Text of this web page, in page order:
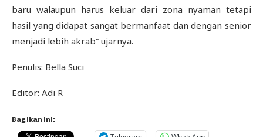
baru walaupun harus keluar dari zona nyaman tetapi
hasil yang didapat sangat bermanfaat dan dengan senior
menjadi lebih akrab” ujarnya.
Penulis: Bella Suci
Editor: Adi R
Bagikan ini: